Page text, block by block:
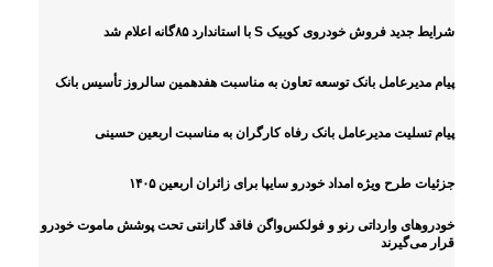
شرایط جدید فروش خودروی کوییک S با استاندارد ۸۵گانه اعلام شد
پیام مدیرعامل بانک توسعه تعاون به مناسبت هفدهمین سالروز تأسیس بانک
پیام تسلیت مدیرعامل بانک رفاه کارگران به مناسبت اربعین حسینی
جزئیات طرح ویژه امداد خودرو سایپا برای زائران اربعین ۱۴۰۵
خودروهای وارداتی رنو و فولکس‌واگن فاقد گارانتی تحت پوشش ماموت خودرو
قرار می‌گیرند